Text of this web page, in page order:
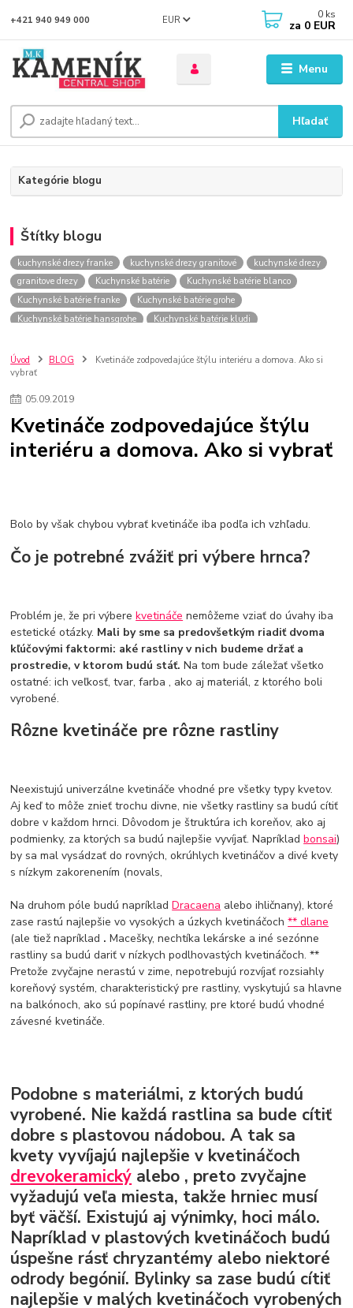
Menu
EUR
Hľadať
+421 940 949 000 0 ks
za 0 EUR
Kategórie blogu
Štítky blogu
kuchynské drezy franke kuchynské drezy granitové
kuchynské drezy
granitove drezy
Kuchynské batérie
Kuchynské batérie blanco
Kuchynské batérie franke
Kuchynské batérie grohe
Kuchynské batérie hansgrohe
Kuchynské batérie kludi
kuchynské batérie sagittarius
kuchynské batérie
vodovodné batérie
vodovodné batérie do kuchyne
kuchynské drezy sety
bidetové batérie
vaňové batérie
sprchové batérie
vodovodné batérie blanco
vodovodné batérie do steny
čierna kúpelňová batéria
vaňa retro
voľne stojaca vaňa
retro kúpeľne
Ako znížiť náklady
Ako znížiť náklady na firmu
szco nakup bez dph
Úvod BLOG
Kvetináče zodpovedajúce štýlu interiéru a domova. Ako si
vybrať
05.09.2019
Kvetináče zodpovedajúce štýlu
interiéru a domova. Ako si vybrať
Bolo by však chybou vybrať kvetináče iba podľa ich vzhľadu.
Čo je potrebné zvážiť pri výbere hrnca?
Problém je, že pri výberekvetináče nemôžeme vziať do úvahy iba
estetické otázky. Mali by sme sa predovšetkým riadiť dvoma
kľúčovými faktormi: aké rastliny v nich budeme držať a
prostredie, v ktorom budú stáť.Na tom bude záležať všetko
ostatné: ich veľkosť, tvar, farba , ako aj materiál, z ktorého boli
vyrobené.
Rôzne kvetináče pre rôzne rastliny
Neexistujú univerzálne kvetináče vhodné pre všetky typy kvetov.
Aj keď to môže znieť trochu divne, nie všetky rastliny sa budú cítiť
dobre v každom hrnci. Dôvodom je štruktúra ich koreňov, ako aj
podmienky, za ktorých sa budú najlepšie vyvíjať. Napríkladbonsai)
by sa mal vysádzať do rovných, okrúhlych kvetináčov a divé kvety
s nízkym zakorenením (novals,
Na druhom póle budú napríkladDracaena alebo ihličnany), ktoré
zase rastú najlepšie vo vysokých a úzkych kvetináčoch** dlane
(ale tiež napríklad .Macešky, nechtíka lekárske a iné sezónne
rastliny sa budú dariť v nízkych podlhovastých kvetináčoch. **
Pretože zvyčajne nerastú v zime, nepotrebujú rozvíjať rozsiahly
koreňový systém, charakteristický pre rastliny, vyskytujú sa hlavne
na balkónoch, ako sú popínavé rastliny, pre ktoré budú vhodné
závesné kvetináče.
Podobne s materiálmi, z ktorých budú
vyrobené. Nie každá rastlina sa bude cítiť
dobre s plastovou nádobou. A tak sa
kvety vyvíjajú najlepšie v kvetináčoch
drevokeramický alebo , preto zvyčajne
vyžadujú veľa miesta, takže hrniec musí
byť väčší. Existujú aj výnimky, hoci málo.
Napríklad v plastových kvetináčoch budú
úspešne rásť chryzantémy alebo niektoré
odrody begónií. Bylinky sa zase budú cítiť
najlepšie v malých kvetináčoch vyrobených